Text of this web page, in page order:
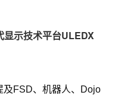
显示技术平台ULEDX